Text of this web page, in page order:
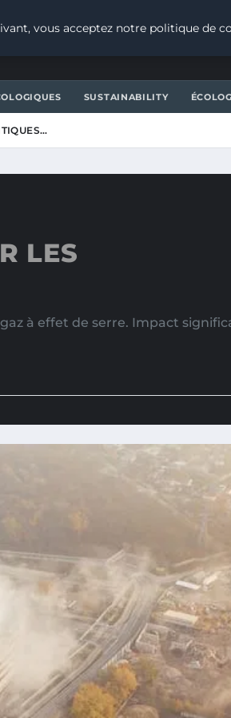
SUSTAINABILITY
LES
à effet de serre. Impact
vous acceptez notre politique de